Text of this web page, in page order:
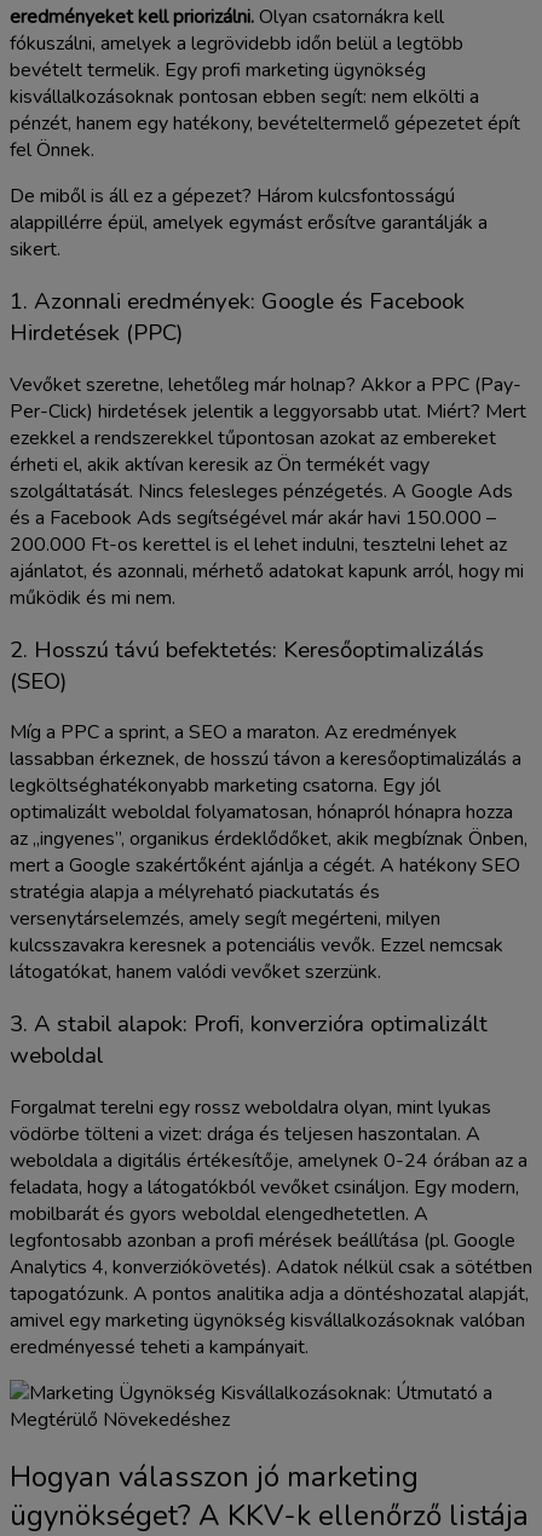
eredményeket kell priorizálni.Olyan csatornákra kell
fókuszálni, amelyek a legrövidebb időn belül a legtöbb
bevételt termelik. Egy profi marketing ügynökség
kisvállalkozásoknak pontosan ebben segít: nem elkölti a
pénzét, hanem egy hatékony, bevételtermelő gépezetet épít
fel Önnek.
De miből is áll ez a gépezet? Három kulcsfontosságú
alappillérre épül, amelyek egymást erősítve garantálják a
sikert.
1. Azonnali eredmények: Google és Facebook
Hirdetések (PPC)
Vevőket szeretne, lehetőleg már holnap? Akkor a PPC (Pay-
Per-Click) hirdetések jelentik a leggyorsabb utat. Miért? Mert
ezekkel a rendszerekkel tűpontosan azokat az embereket
érheti el, akik aktívan keresik az Ön termékét vagy
szolgáltatását. Nincs felesleges pénzégetés. A Google Ads
és a Facebook Ads segítségével már akár havi 150.000 –
200.000 Ft-os kerettel is el lehet indulni, tesztelni lehet az
ajánlatot, és azonnali, mérhető adatokat kapunk arról, hogy mi
működik és mi nem.
2. Hosszú távú befektetés: Keresőoptimalizálás
(SEO)
Míg a PPC a sprint, a SEO a maraton. Az eredmények
lassabban érkeznek, de hosszú távon a keresőoptimalizálás a
legköltséghatékonyabb marketing csatorna. Egy jól
optimalizált weboldal folyamatosan, hónapról hónapra hozza
az „ingyenes”, organikus érdeklődőket, akik megbíznak Önben,
mert a Google szakértőként ajánlja a cégét. A hatékony SEO
stratégia alapja a mélyreható piackutatás és
versenytárselemzés, amely segít megérteni, milyen
kulcsszavakra keresnek a potenciális vevők. Ezzel nemcsak
látogatókat, hanem valódi vevőket szerzünk.
3. A stabil alapok: Profi, konverzióra optimalizált
weboldal
Forgalmat terelni egy rossz weboldalra olyan, mint lyukas
vödörbe tölteni a vizet: drága és teljesen haszontalan. A
weboldala a digitális értékesítője, amelynek 0-24 órában az a
feladata, hogy a látogatókból vevőket csináljon. Egy modern,
mobilbarát és gyors weboldal elengedhetetlen. A
legfontosabb azonban a profi mérések beállítása (pl. Google
Analytics 4, konverziókövetés). Adatok nélkül csak a sötétben
tapogatózunk. A pontos analitika adja a döntéshozatal alapját,
amivel egy marketing ügynökség kisvállalkozásoknak valóban
eredményessé teheti a kampányait.
Hogyan válasszon jó marketing
ügynökséget? A KKV-k ellenőrző listája